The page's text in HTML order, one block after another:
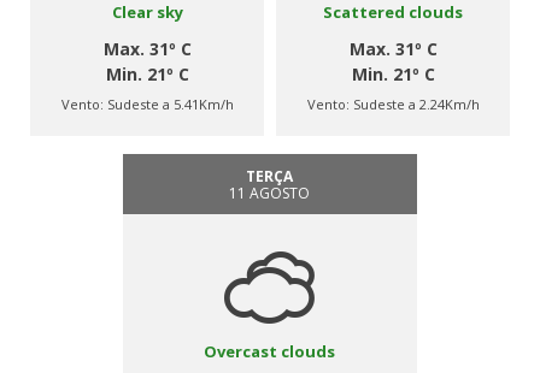
Clear sky
Max. 31º C
Min. 21º C
Vento: Sudeste a 5.41Km/h
Scattered clouds
Max. 31º C
Min. 21º C
Vento: Sudeste a 2.24Km/h
TERÇA
11 AGOSTO
Overcast clouds